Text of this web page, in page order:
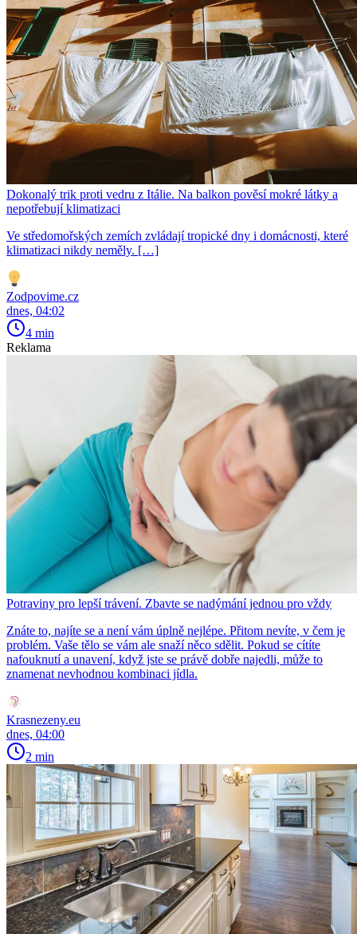
Dokonalý trik proti vedru z Itálie. Na balkon pověsí mokré látky a
nepotřebují klimatizaci
Ve středomořských zemích zvládají tropické dny i domácnosti, které
klimatizaci nikdy neměly. […]
Zodpovime.cz
dnes, 04:02
4 min
Reklama
Potraviny pro lepší trávení. Zbavte se nadýmání jednou pro vždy
Znáte to, najíte se a není vám úplně nejlépe. Přitom nevíte, v čem je
problém. Vaše tělo se vám ale snaží něco sdělit. Pokud se cítíte
nafouknutí a unavení, když jste se právě dobře najedli, může to
znamenat nevhodnou kombinaci jídla.
Krasnezeny.eu
dnes, 04:00
2 min